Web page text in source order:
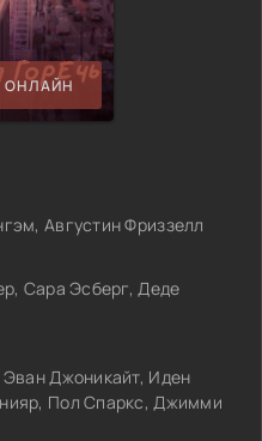
ОНЛАЙН
Августин Фриззелл
Сара Эсберг, Деде
Джоникайт, Иден
Пол Спаркс, Джимми